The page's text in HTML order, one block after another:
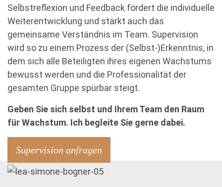
Selbstreflexion und Feedback fördert die individuelle
Weiterentwicklung und stärkt auch das
gemeinsame Verständnis im Team. Supervision
wird so zu einem Prozess der (Selbst-)Erkenntnis, in
dem sich alle Beteiligten ihres eigenen Wachstums
bewusst werden und die Professionalität der
gesamten Gruppe spürbar steigt.
Geben Sie sich selbst und Ihrem Team den Raum
für Wachstum. Ich begleite Sie gerne dabei.
Supervision anfragen